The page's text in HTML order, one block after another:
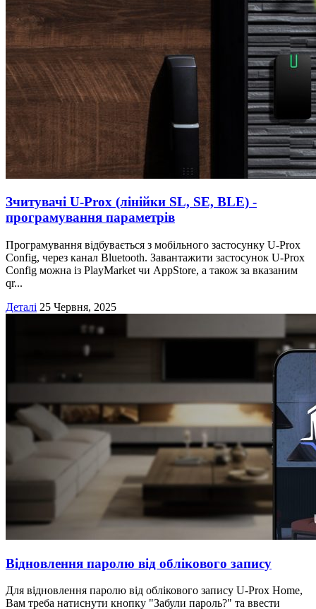
Зчитувачі U-Prox (лінійки SL, SE, BLE) -
програмування параметрів
Програмування відбувається з мобільного застосунку U-Prox
Config, через канал Bluetooth. Завантажити застосунок U-Prox
Config можна із PlayMarket чи AppStore, а також за вказаним
qr...
Деталі 25 Червня, 2025
Відновлення паролю від облікового запису
Для відновлення паролю від облікового запису U-Prox Home,
Вам треба натиснути кнопку "Забули пароль?" та ввести